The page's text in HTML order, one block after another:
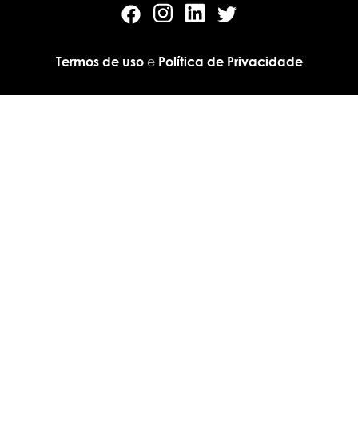
Termos de usoe Política de Privacidade